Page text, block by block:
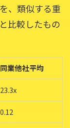
、類似する重
比較したもの
同業他社平均
23.3x
0.12